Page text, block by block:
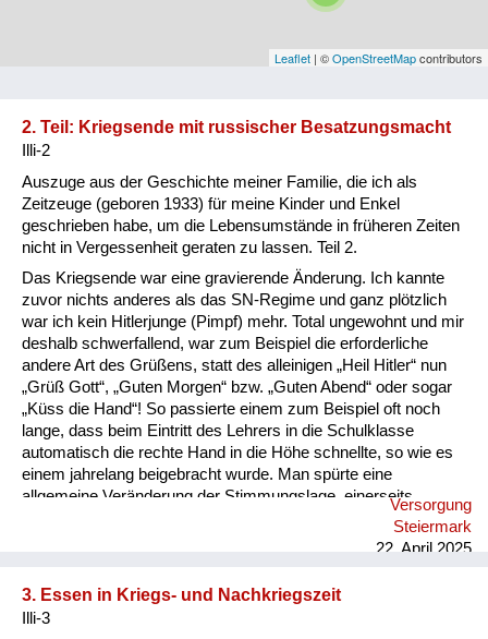
Vorarlberg
Besatzungsmächte
Frauen, Mütter, Kinder
Versorgung
Heimkehrer
Fluchtgeschichten
Familiengeschichten
Schule und Ausbildung
Wohnen
Leaflet | ©OpenStreetMapcontributors
2. Teil: Kriegsende mit russischer Besatzungsmacht
Illi-2
Auszuge aus der Geschichte meiner Familie, die ich als
Zeitzeuge (geboren 1933) für meine Kinder und Enkel
geschrieben habe, um die Lebensumstände in früheren Zeiten
nicht in Vergessenheit geraten zu lassen. Teil 2.
Das Kriegsende war eine gravierende Änderung. Ich kannte
zuvor nichts anderes als das SN-Regime und ganz plötzlich
war ich kein Hitlerjunge (Pimpf) mehr. Total ungewohnt und mir
deshalb schwerfallend, war zum Beispiel die erforderliche
andere Art des Grüßens, statt des alleinigen „Heil Hitler“ nun
„Grüß Gott“, „Guten Morgen“ bzw. „Guten Abend“ oder sogar
„Küss die Hand“! So passierte einem zum Beispiel oft noch
lange, dass beim Eintritt des Lehrers in die Schulklasse
automatisch die rechte Hand in die Höhe schnellte, so wie es
einem jahrelang beigebracht wurde. Man spürte eine
allgemeine Veränderung der Stimmungslage, einerseits
Freude, dass der Krieg zu Ende ist, andererseits aber
Besorgnis, wie die Zukunft unter den Besatzungsmächten sein
sich nicht, im Gegenteil, der Mangel an allem war noch
gravierender. In meiner Erinnerung waren die nächsten zwei
Jahre die härtesten, die ich erlebt habe. Wir Kinder mussten ...
Versorgung
Steiermark
22. April 2025
3. Essen in Kriegs- und Nachkriegszeit
Illi-3